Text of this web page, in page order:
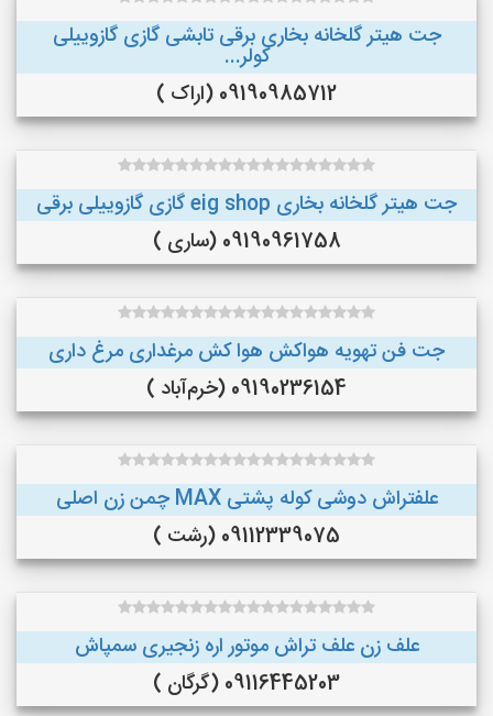
جت هیتر گلخانه بخاری برقی تابشی گازی گازوییلی
کولر...
09190985712 (اراک )
جت هیتر گلخانه بخاری eig shop گازی گازوییلی برقی
09190961758 (ساری )
جت فن تهویه هواکش هوا کش مرغداری مرغ داری
09190236154 (خرم‌آباد )
علفتراش دوشی کوله پشتی MAX چمن زن اصلی
09112339075 (رشت )
علف زن علف تراش موتور اره زنجیری سمپاش
09116445203 (گرگان )